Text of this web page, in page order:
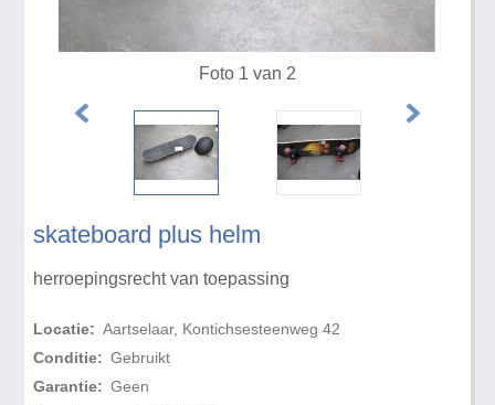
skateboard plus helm
herroepingsrecht van toepassing
Locatie: Aartselaar, Kontichsesteenweg 42
Conditie: Gebruikt
Garantie: Geen
Foto 1 van 2